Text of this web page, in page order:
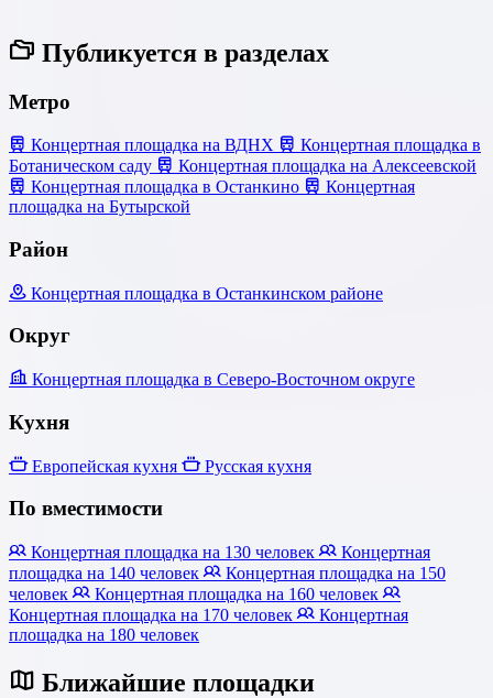
Публикуется в разделах
Метро
Концертная площадка на ВДНХ
Концертная площадка в
Ботаническом саду
Концертная площадка на Алексеевской
Концертная площадка в Останкино
Концертная
площадка на Бутырской
Район
Концертная площадка в Останкинском районе
Округ
Концертная площадка в Северо-Восточном округе
Кухня
Европейская кухня Русская кухня
По вместимости
Концертная площадка на 130 человек
Концертная
площадка на 140 человек
Концертная площадка на 150
человек
Концертная площадка на 160 человек
Концертная площадка на 170 человек
Концертная
площадка на 180 человек
Ближайшие площадки